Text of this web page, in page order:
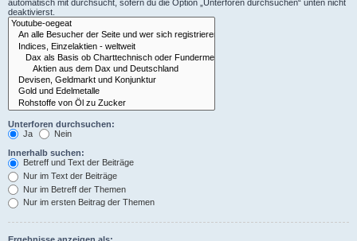
automatisch mit durchsucht, sofern du die Option „Unterforen durchsuchen“ unten nicht
deaktivierst.
Unterforen durchsuchen:
Ja
Nein
Innerhalb suchen:
Betreff und Text der Beiträge
Nur im Text der Beiträge
Nur im Betreff der Themen
Nur im ersten Beitrag der Themen